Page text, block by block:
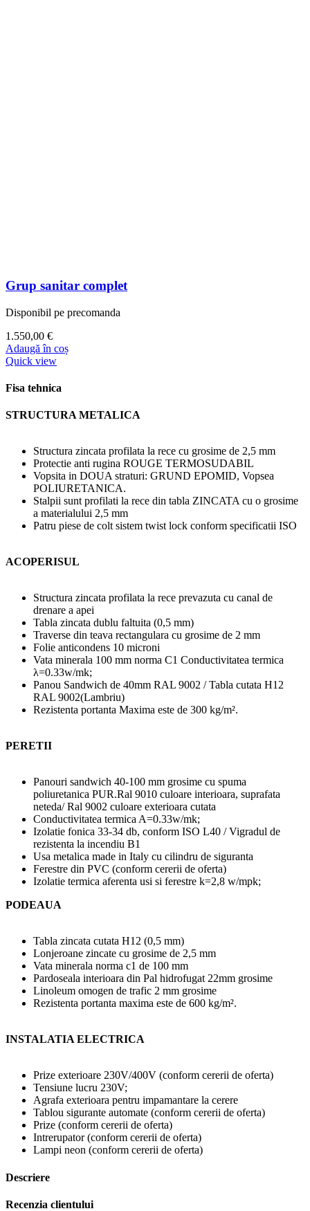
Grup sanitar complet
Disponibil pe precomanda
1.550,00 €
Adaugă în coș
Quick view
Fisa tehnica
STRUCTURA METALICA
Structura zincata profilata la rece cu grosime de 2,5 mm
Protectie anti rugina ROUGE TERMOSUDABIL
Vopsita in DOUA straturi: GRUND EPOMID, Vopsea
POLIURETANICA.
Stalpii sunt profilati la rece din tabla ZINCATA cu o grosime
a materialului 2,5 mm
Patru piese de colt sistem twist lock conform specificatii ISO
ACOPERISUL
Structura zincata profilata la rece prevazuta cu canal de
drenare a apei
Tabla zincata dublu faltuita (0,5 mm)
Traverse din teava rectangulara cu grosime de 2 mm
Folie anticondens 10 microni
Vata minerala 100 mm norma C1 Conductivitatea termica
λ=0.33w/mk;
Panou Sandwich de 40mm RAL 9002 / Tabla cutata H12
RAL 9002(Lambriu)
Rezistenta portanta Maxima este de 300 kg/m².
PERETII
Panouri sandwich 40-100 mm grosime cu spuma
poliuretanica PUR.Ral 9010 culoare interioara, suprafata
neteda/ Ral 9002 culoare exterioara cutata
Conductivitatea termica A=0.33w/mk;
Izolatie fonica 33-34 db, conform ISO L40 / Vigradul de
rezistenta la incendiu B1
Usa metalica made in Italy cu cilindru de siguranta
Ferestre din PVC (conform cererii de oferta)
Izolatie termica aferenta usi si ferestre k=2,8 w/mpk;
PODEAUA
Tabla zincata cutata H12 (0,5 mm)
Lonjeroane zincate cu grosime de 2,5 mm
Vata minerala norma c1 de 100 mm
Pardoseala interioara din Pal hidrofugat 22mm grosime
Linoleum omogen de trafic 2 mm grosime
Rezistenta portanta maxima este de 600 kg/m².
INSTALATIA ELECTRICA
Prize exterioare 230V/400V (conform cererii de oferta)
Tensiune lucru 230V;
Agrafa exterioara pentru impamantare la cerere
Tablou sigurante automate (conform cererii de oferta)
Prize (conform cererii de oferta)
Intrerupator (conform cererii de oferta)
Lampi neon (conform cererii de oferta)
Descriere
Recenzia clientului